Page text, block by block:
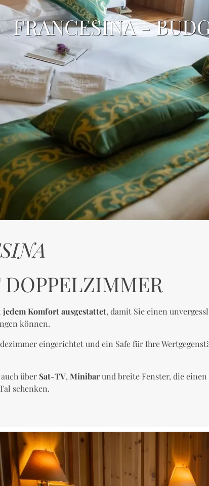
FRANCESINA -
DOPPELZIMMER
jedem Komfort ausgestattet, damit Sie einen
können.
eingerichtet und ein Safe für Ihre
über Sat-TV, Minibarund breite Fenster, die einen
schenken.